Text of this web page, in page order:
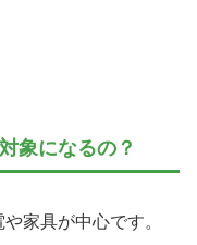
象になるの？
家具が中心です。